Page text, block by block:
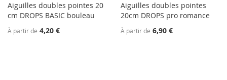
Aiguilles doubles pointes 20
cm DROPS BASIC bouleau
À partir de 4,20 €
Aiguilles doubles pointes
20cm DROPS pro romance
À partir de 6,90 €